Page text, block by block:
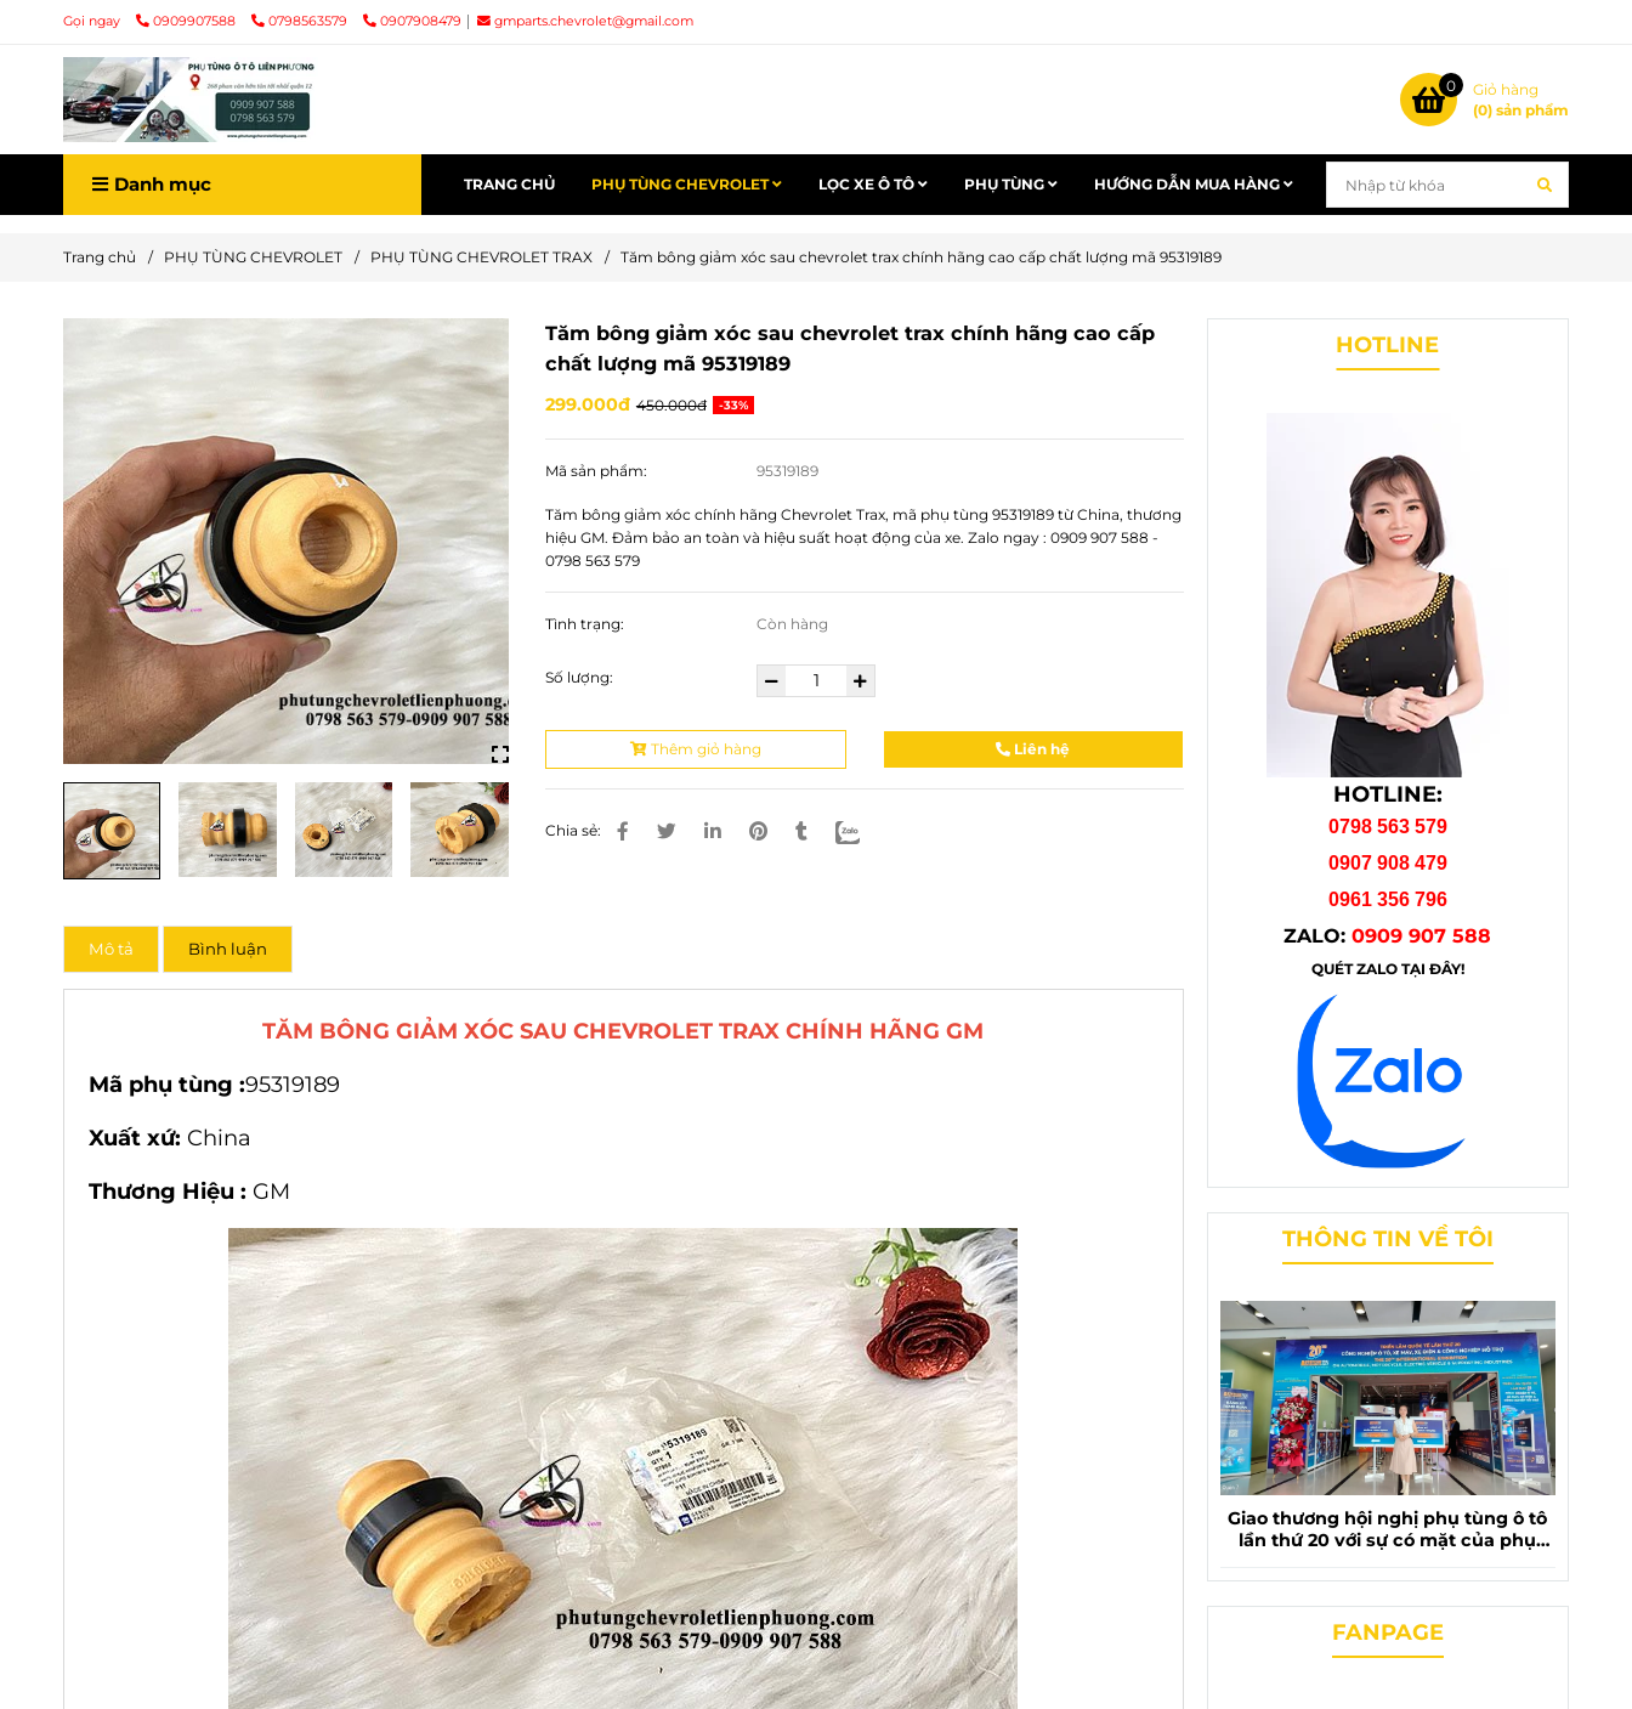
Gọi ngay 0909907588 0798563579 0907908479 gmparts.chevrolet@gmail.com
0
Giỏ hàng
(0) sản phẩm
Danh mục TRANG CHỦ PHỤ TÙNG CHEVROLET LỌC XE Ô TÔ PHỤ TÙNG HƯỚNG DẪN MUA HÀNG
Trang chủ / PHỤ TÙNG CHEVROLET / PHỤ TÙNG CHEVROLET TRAX / Tăm bông giảm xóc sau chevrolet trax chính hãng cao cấp chất lượng mã 95319189
Tăm bông giảm xóc sau chevrolet trax chính hãng cao cấp
chất lượng mã 95319189
299.000đ 450.000đ -33%
Mã sản phẩm: 95319189
Tăm bông giảm xóc chính hãng Chevrolet Trax, mã phụ tùng 95319189 từ China, thương
hiệu GM. Đảm bảo an toàn và hiệu suất hoạt động của xe. Zalo ngay : 0909 907 588 -
0798 563 579
Tình trạng: Còn hàng
Số lượng:
Thêm giỏ hàng Liên hệ
Chia sẻ:
Mô tả Bình luận
TĂM BÔNG GIẢM XÓC SAU CHEVROLET TRAX CHÍNH HÃNG GM
Mã phụ tùng :95319189
Xuất xứ: China
Thương Hiệu : GM
HOTLINE
HOTLINE:
0798 563 579
0907 908 479
0961 356 796
ZALO:0909 907 588
QUÉT ZALO TẠI ĐÂY!
THÔNG TIN VỀ TÔI
Giao thương hội nghị phụ tùng ô tô
lần thứ 20 với sự có mặt của phụ
FANPAGE